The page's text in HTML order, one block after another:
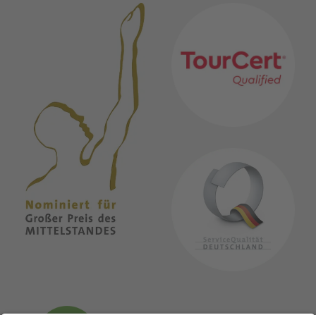
MITGLIEDSCHAFTEN